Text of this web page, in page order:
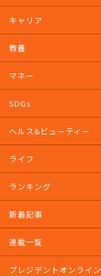
キャリア
教養
マネー
SDGs
ヘルス&ビューティー
ライフ
ランキング
新着記事
連載一覧
プレジデントオンライン